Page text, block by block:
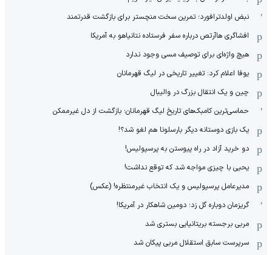
نبض اولدترافورد؛ تمرین سخت منچستر برای بازگشت قدرتمند
افشاگری هاآرتص درباره سفر فرستاده نتانیاهو به آمریکا
هیچ واژه‌ای برای توصیف مسی وجود ندارد
یوفا اعلام کرد: تغییر تاریخی در لیگ قهرمانان
چین و یک انتقال بزرگ در والیبال
حماسی‌ترین کامبک‌های تاریخ لیگ قهرمانان؛ بازگشت از دل غیرممکن
یک بازی دوستانه دیگر بارسلونا هم لغو شد؟!
دو خرید آزاد در راه پیوستن به پرسپولیس!
یحیی با چیزی مواجه شد که توقع نداشت!
مدیرعامل پرسپولیس و یک انتخاب غیرمنتظره! (عکس)
گریزمان دوباره گل زد؛ دومین شاهکار در آمریکا!
مربی برجسته بریتانیایی بستری شد
سرپرست سابق استقلال مربی پیکان شد